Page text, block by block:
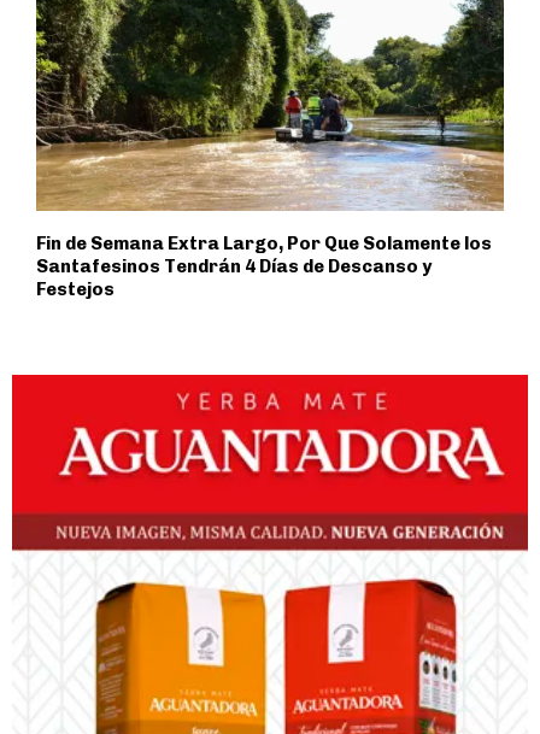
Fin de Semana Extra Largo, Por Que Solamente los
Santafesinos Tendrán 4 Días de Descanso y
Festejos